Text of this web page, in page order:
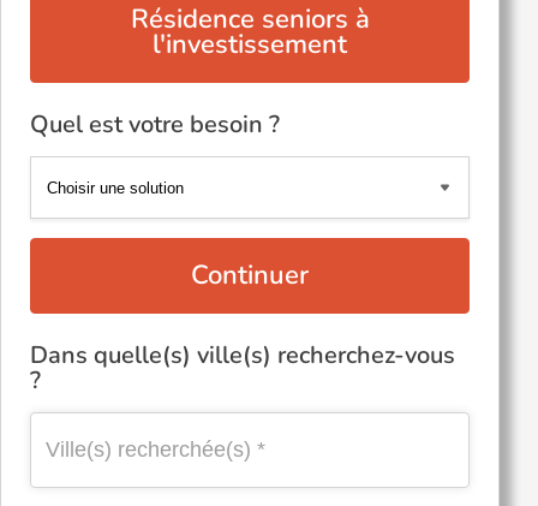
Résidence seniors à
l'investissement
Quel est votre besoin ?
Continuer
Dans quelle(s) ville(s) recherchez-vous
?